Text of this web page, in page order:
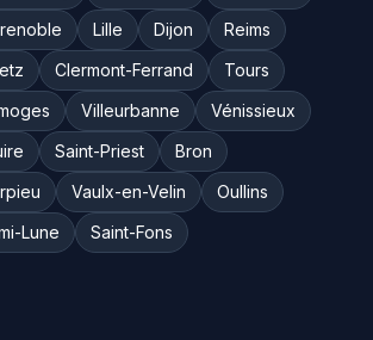
Lille Dijon
Reims
Clermont-Ferrand
Tours
Villeurbanne
Vénissieux
Saint-Priest
Bron
Vaulx-en-Velin
Oullins
Lune
Saint-Fons